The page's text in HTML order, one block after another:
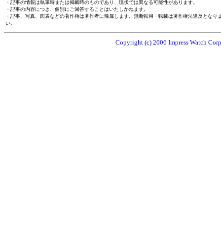
・記事の情報は執筆時または掲載時のものであり、現状では異なる可能性があります。
・記事の内容につき、個別にご回答することはいたしかねます。
・記事、写真、図表などの著作権は著作者に帰属します。無断転用・転載は著作権法違反とな
い。
Copyright (c) 2006 Impress Watch